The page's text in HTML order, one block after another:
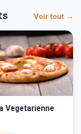
Voir tout →
Vegetarienne